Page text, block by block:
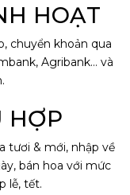
HOẠT
chuyển khoản qua
Agribank… và
HỢP
tươi & mới, nhập về
bán hoa với mức
lễ, tết.